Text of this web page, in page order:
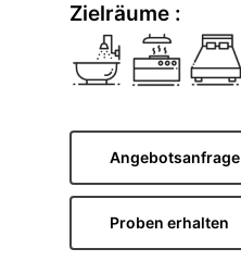
Zielräume :
Angebotsanfrage
Proben erhalten